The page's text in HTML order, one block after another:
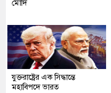
মোদি
যুক্তরাষ্ট্রের এক সিদ্ধান্তে
মহাবিপদে ভারত